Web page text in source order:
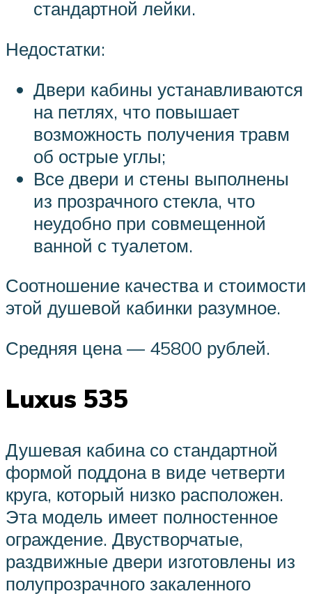
стандартной лейки.
Недостатки:
Двери кабины устанавливаются
на петлях, что повышает
возможность получения травм
об острые углы;
Все двери и стены выполнены
из прозрачного стекла, что
неудобно при совмещенной
ванной с туалетом.
Соотношение качества и стоимости
этой душевой кабинки разумное.
Средняя цена — 45800 рублей.
Luxus 535
Душевая кабина со стандартной
формой поддона в виде четверти
круга, который низко расположен.
Эта модель имеет полностенное
ограждение. Двустворчатые,
раздвижные двери изготовлены из
полупрозрачного закаленного